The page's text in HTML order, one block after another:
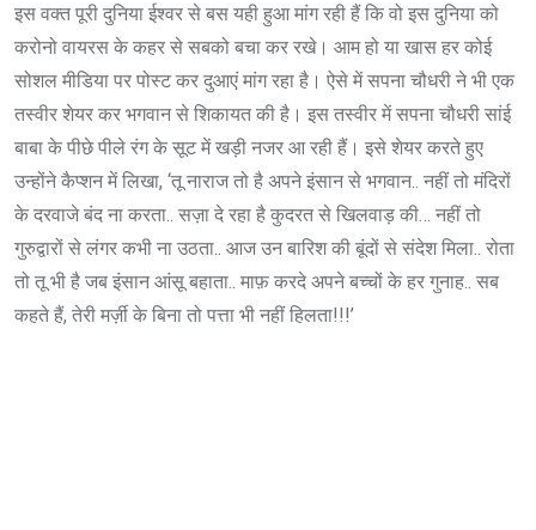
इस वक्त पूरी दुनिया ईश्वर से बस यही हुआ मांग रही हैं ​कि वो इस दुनिया को
करोनो वायरस के कहर से सबको बचा कर रखे। आम हो या खास हर कोई
सोशल मीडिया पर पोस्ट कर दुआएं मांग रहा है। ऐसे में सपना चौधरी ने भी एक
तस्वीर शेयर कर भगवान से शिकायत की है। इस तस्वीर में सपना चौधरी सांई
बाबा के पीछे पीले रंग के सूट में खड़ी नजर आ रही हैं। इसे शेयर करते हुए
उन्होंने कैप्शन में लिखा, ‘तू नाराज तो है अपने इंसान से भगवान.. नहीं तो मंदिरों
के दरवाजे बंद ना करता.. सज़ा दे रहा है कुदरत से खिलवाड़ की… नहीं तो
गुरुद्वारों से लंगर कभी ना उठता.. आज उन बारिश की बूंदों से संदेश मिला.. रोता
तो तू भी है जब इंसान आंसू बहाता.. माफ़ करदे अपने बच्चों के हर गुनाह.. सब
कहते हैं, तेरी मर्ज़ी के बिना तो पत्ता भी नहीं हिलता!!!’